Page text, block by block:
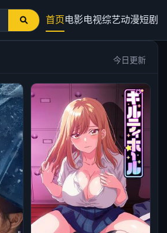
首页电影电视综艺动漫短剧
今日更新